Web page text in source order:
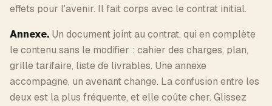
effets pour l'avenir. Il fait corps avec le contrat initial.
Annexe. Un document joint au contrat, qui en complète
le contenu sans le modifier : cahier des charges, plan,
grille tarifaire, liste de livrables. Une annexe
accompagne, un avenant change. La confusion entre les
deux est la plus fréquente, et elle coûte cher. Glissez